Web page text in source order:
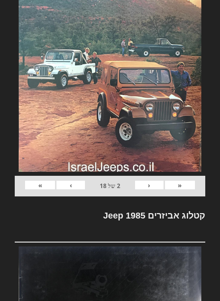
«
‹
2של18
›
»
קטלוג אביזרים Jeep 1985